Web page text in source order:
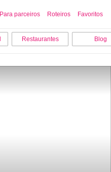
Para parceiros Roteiros Favoritos
Restaurantes Blog